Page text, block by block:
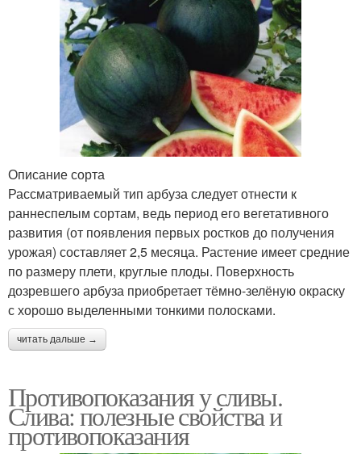
Описание сорта
Рассматриваемый тип арбуза следует отнести к
раннеспелым сортам, ведь период его вегетативного
развития (от появления первых ростков до получения
урожая) составляет 2,5 месяца. Растение имеет средние
по размеру плети, круглые плоды. Поверхность
дозревшего арбуза приобретает тёмно-зелёную окраску
с хорошо выделенными тонкими полосками.
читать дальше →
Противопоказания у сливы.
Слива: полезные свойства и
противопоказания